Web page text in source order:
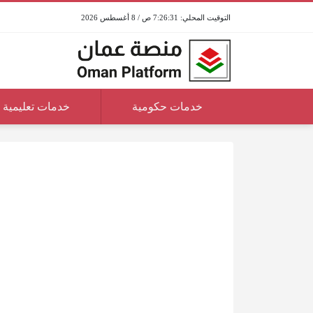
7:26:31 ص / 8 أغسطس 2026
خدمات حكومية خدمات تعليمية